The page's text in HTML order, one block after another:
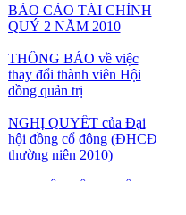
BÁO CÁO TÀI CHÍNH
QUÝ 2 NĂM 2010
THÔNG BÁO về việc
thay đổi thành viên Hội
đồng quản trị
NGHỊ QUYẾT của Đại
hội đồng cổ đông (ĐHCĐ
thường niên 2010)